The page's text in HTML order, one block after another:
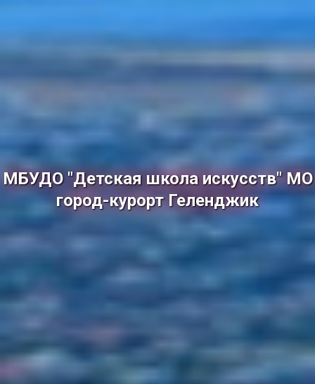
МБУДО "Детская школа искусств" МО
город-курорт Геленджик